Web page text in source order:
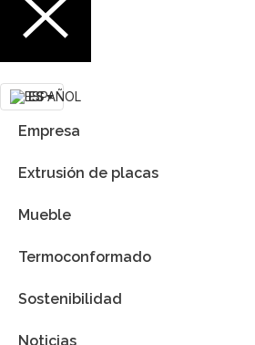
ES
Empresa
Extrusión de placas
Mueble
Termoconformado
Sostenibilidad
Noticias